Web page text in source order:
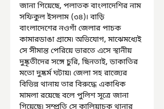
জানা গিয়েছে, পলাতক বাংলাদেশির নাম
সফিকুল ইসলাম (৩৪)৷ বাড়ি
বাংলাদেশের নওগাঁ জেলার পাচক
কামারডাঙা গ্রামে৷ অভিযোগ, মাঝেমধ্যেই
সে সীমান্ত পেরিয়ে ভারতে এসে স্থানীয়
দুষ্কৃতীদের সঙ্গে চুরি, ছিনতাই, ডাকাতির
মতো দুষ্কর্ম ঘটায়৷ জেলা সহ রাজ্যের
বিভিন্ন থানায় তার বিরুদ্ধে একাধিক
মামলা রয়েছে বলে পুলিশ সূত্রে জানা
গিয়েছে৷ সম্প্রতি সে কালিয়াচক থানার